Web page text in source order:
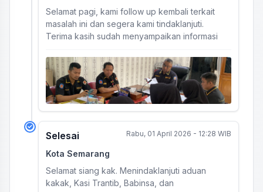
Selamat pagi, kami follow up kembali terkait
masalah ini dan segera kami tindaklanjuti.
Terima kasih sudah menyampaikan informasi
Selesai Rabu, 01 April 2026 - 12:28 WIB
Kota Semarang
Selamat siang kak. Menindaklanjuti aduan
kakak, Kasi Trantib, Babinsa, dan